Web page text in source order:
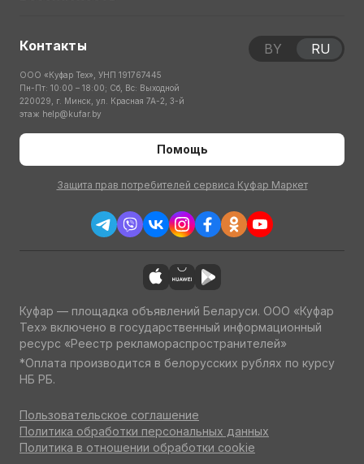
Контакты
ООО «Куфар Тех», УНП 191767445
Пн-Пт: 10:00 – 18:00; Сб, Вс: Выходной
220029, г. Минск, ул. Красная 7А-2, 3-й
этаж help@kufar.by
Помощь
Защита прав потребителей сервиса Куфар Маркет
BY RU
Куфар — площадка объявлений Беларуси. ООО «Куфар
Тех» включено в государственный информационный
ресурс «Реестр рекламораспространителей»
*Оплата производится в белорусских рублях по курсу
НБ РБ.
Пользовательское соглашение
Политика обработки персональных данных
Политика в отношении обработки cookie